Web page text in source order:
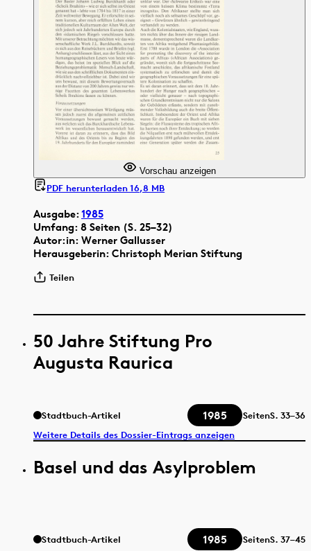
Ausgabe:1985
Umfang: 8 Seiten (S. 25–32)
Autor:in: Werner Gallusser
Herausgeberin: Christoph Merian Stiftung
Teilen
Vorschau anzeigen
PDF herunterladen 16,8 MB
50 Jahre Stiftung Pro
Augusta Raurica
Stadtbuch-Artikel 1985 SeitenS. 33–36
Weitere Details des Dossier-Eintrags anzeigen
Basel und das Asylproblem
Stadtbuch-Artikel 1985 SeitenS. 37–45